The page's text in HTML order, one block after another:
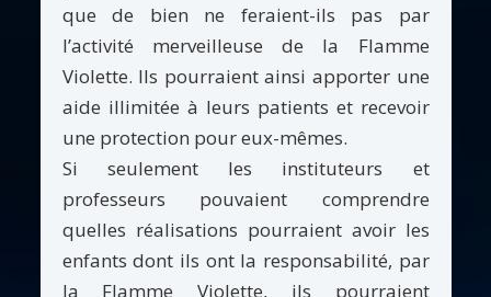
que de bien ne feraient-ils pas par
l’activité merveilleuse de la Flamme
Violette. Ils pourraient ainsi apporter une
aide illimitée à leurs patients et recevoir
une protection pour eux-mêmes.
Si seulement les instituteurs et
professeurs pouvaient comprendre
quelles réalisations pourraient avoir les
enfants dont ils ont la responsabilité, par
la Flamme Violette, ils pourraient